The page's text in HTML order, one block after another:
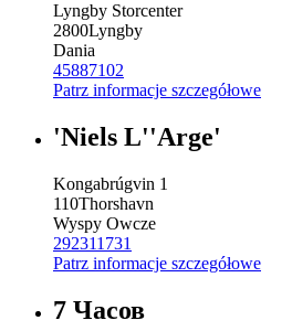
Lyngby Storcenter
2800Lyngby
Dania
45887102
Patrz informacje szczegółowe
'Niels L''Arge'
Kongabrúgvin 1
110Thorshavn
Wyspy Owcze
292311731
Patrz informacje szczegółowe
7 Часов